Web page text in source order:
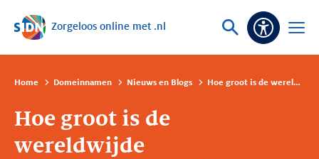
Sla navigatie over
Zorgeloos online met .nl
Vraag
Open
Home Domeinnamen Nieuws en Blogs Hoe groot is de wereldwijde domeinnaammarkt?
Hoe groot is de
wereldwijde